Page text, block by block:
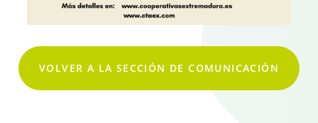
VOLVER A LA SECCIÓN DE COMUNICACIÓN